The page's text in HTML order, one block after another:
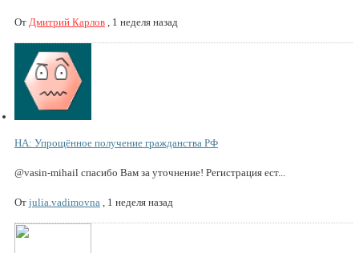
От Дмитрий Карлов , 1 неделя назад
НА: Упрощённое получение гражданства РФ
@vasin-mihail спасибо Вам за уточнение! Регистрация ест...
От julia.vadimovna , 1 неделя назад